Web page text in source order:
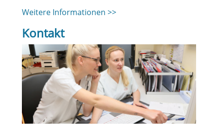
Weitere Informationen >>
Kontakt